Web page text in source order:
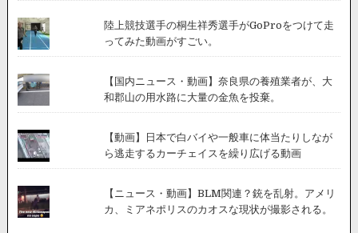
陸上競技選手の桐生祥秀選手がGoProをつけて走
ってみた動画がすごい。
【国内ニュース・動画】奈良県の養殖業者が、大
和郡山の用水路に大量の金魚を投棄。
【動画】日本で白バイや一般車に体当たりしなが
ら逃走するカーチェイスを繰り広げる動画
【ニュース・動画】BLM関連？銃を乱射。アメリ
カ、ミアネポリスのカオスな現状が撮影される。